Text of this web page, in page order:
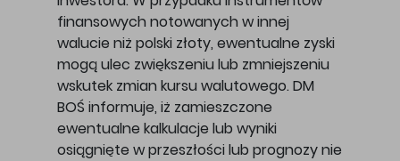
finansowych notowanych w innej
walucie niż polski złoty, ewentualne zyski
mogą ulec zwiększeniu lub zmniejszeniu
wskutek zmian kursu walutowego. DM
BOŚ informuje, iż zamieszczone
ewentualne kalkulacje lub wyniki
osiągnięte w przeszłości lub prognozy nie